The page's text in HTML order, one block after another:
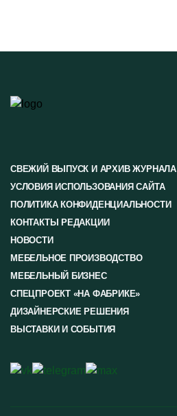
СВЕЖИЙ ВЫПУСК И АРХИВ ЖУРНАЛА
УСЛОВИЯ ИСПОЛЬЗОВАНИЯ САЙТА
ПОЛИТИКА КОНФИДЕНЦИАЛЬНОСТИ
КОНТАКТЫ РЕДАКЦИИ
НОВОСТИ
МЕБЕЛЬНОЕ ПРОИЗВОДСТВО
МЕБЕЛЬНЫЙ БИЗНЕС
СПЕЦПРОЕКТ «НА ФАБРИКЕ»
ДИЗАЙНЕРСКИЕ РЕШЕНИЯ
ВЫСТАВКИ И СОБЫТИЯ